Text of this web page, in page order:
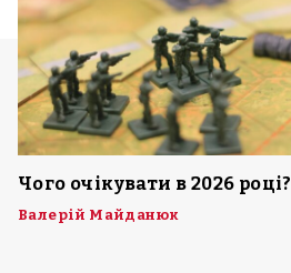
Чого очікувати в 2026 році?
Валерій Майданюк